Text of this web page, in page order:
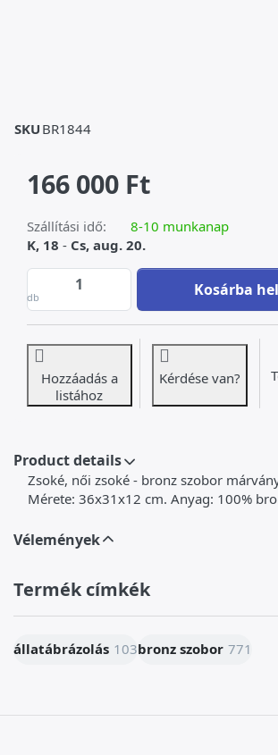
SKU BR1844
166 000 Ft
Szállítási idő:
8-10 munkanap
K, 18 - Cs, aug. 20.
db
Zsoké, női zsoké -
Kosárba
Hozzáadás a
listához
Kérdése van?
Product details
Zsoké, női zsoké - bronz szobor
Mérete: 36x31x12 cm. Anyag: 100%
Vélemények
Termék címkék
állatábrázolás 103bronz szobor 771